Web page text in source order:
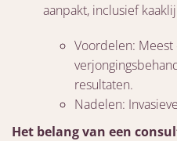
aanpakt, inclusief
Voordelen:
resultaten.
Nadelen:
Het belang van een